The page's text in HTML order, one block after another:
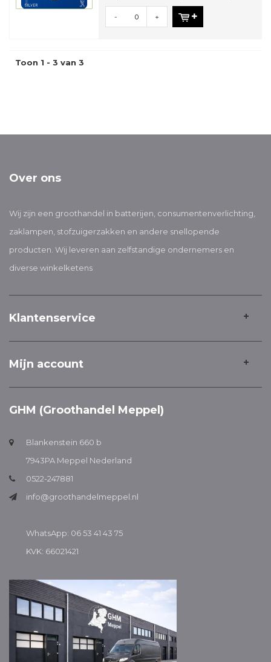
- +
Toon 1 - 3 van 3
Over ons
Wij zijn een groothandel in batterijen, consumentenverlichting,
zaklampen, stofzuigerzakken en andere snellopende
producten. Wij leveren aan zelfstandige ondernemers en
diverse winkelketens
Klantenservice
Mijn account
GHM (Groothandel Meppel)
Blankenstein 660 b
7943PA Meppel Nederland
0522-247881
info@groothandelmeppel.nl
WhatsApp: 06 53 41 43 75
KVK: 66021421